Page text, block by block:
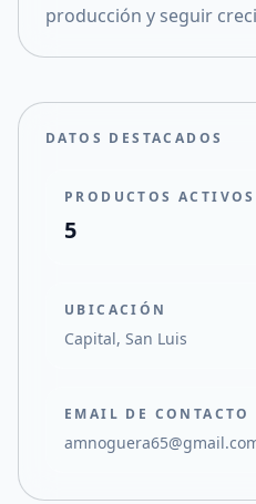
producción y seguir
DATOS DESTACADOS
PRODUCTOS ACTIVOS
5
UBICACIÓN
Capital, San Luis
EMAIL DE CONTACTO